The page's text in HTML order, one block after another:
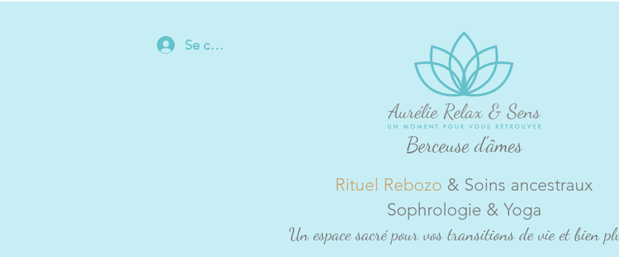
Se connecter
Berceuse d'âmes
Rituel Rebozo & Soins ancestraux
Sophrologie & Yoga
Un espace sacré pour vos transitions de vie et bien